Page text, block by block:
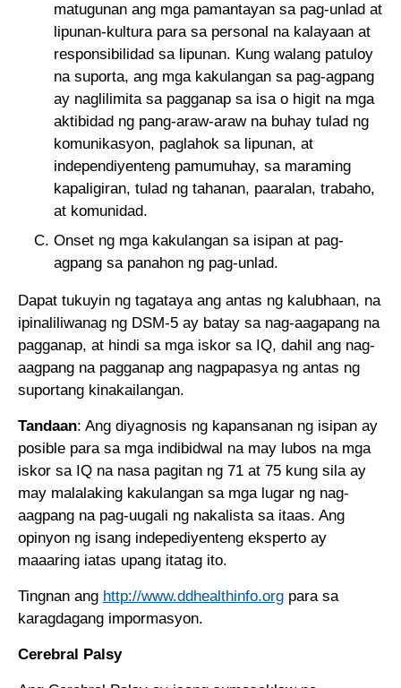
matugunan ang mga pamantayan sa pag-unlad at
lipunan-kultura para sa personal na kalayaan at
responsibilidad sa lipunan. Kung walang patuloy
na suporta, ang mga kakulangan sa pag-agpang
ay naglilimita sa pagganap sa isa o higit na mga
aktibidad ng pang-araw-araw na buhay tulad ng
komunikasyon, paglahok sa lipunan, at
independiyenteng pamumuhay, sa maraming
kapaligiran, tulad ng tahanan, paaralan, trabaho,
at komunidad.
Onset ng mga kakulangan sa isipan at pag-
agpang sa panahon ng pag-unlad.
Dapat tukuyin ng tagataya ang antas ng kalubhaan, na
ipinaliliwanag ng DSM-5 ay batay sa nag-aagapang na
pagganap, at hindi sa mga iskor sa IQ, dahil ang nag-
aagpang na pagganap ang nagpapasya ng antas ng
suportang kinakailangan.
Tandaan: Ang diyagnosis ng kapansanan ng isipan ay
posible para sa mga indibidwal na may lubos na mga
iskor sa IQ na nasa pagitan ng 71 at 75 kung sila ay
may malalaking kakulangan sa mga lugar ng nag-
aagpang na pag-uugali ng nakalista sa itaas. Ang
opinyon ng isang indepediyenteng eksperto ay
maaaring iatas upang itatag ito.
Tingnan ang http://www.ddhealthinfo.org para sa
karagdagang impormasyon.
Cerebral Palsy